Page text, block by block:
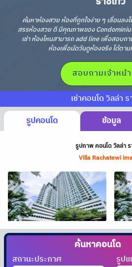
ค้นหาห้องสวย ห้องที่ถูกใจง่าย ๆ เลื่อนลงไ
สรรห้องสวย ดี มีคุณภาพของ
เช่า ห้องไหนสามารถ add line เพื่อสอบถ
ห้องเพื่อนัดวันดูห้องจริง ได้ตา
สอบถามเจ้าหน้
เช่าคอนโด วิลล่า ร
รูปคอนโด
ข้อมูล
รูปภาพ คอนโด วิลล่า ร
Villa Rachatewi
ค้นหาคอนโด
สถานะประกาศ รูป